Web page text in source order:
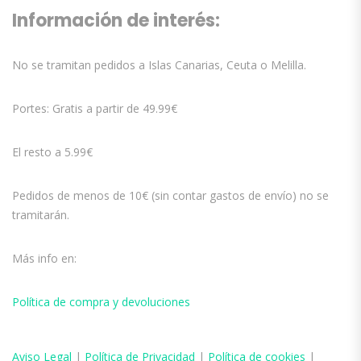
Información de interés:
No se tramitan pedidos a Islas Canarias, Ceuta o Melilla.
Portes: Gratis a partir de 49.99€
El resto a 5.99€
Pedidos de menos de 10€ (sin contar gastos de envío) no se
tramitarán.
Más info en:
Política de compra y devoluciones
Aviso Legal | Política de Privacidad | Política de cookies |